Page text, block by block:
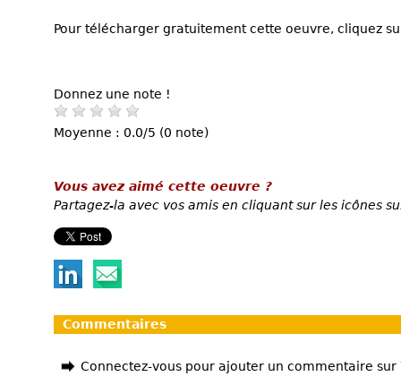
Pour télécharger gratuitement cette oeuvre, cliquez
Donnez une note !
Moyenne : 0.0/5 (0 note)
Vous avez aimé cette oeuvre ?
Partagez-la avec vos amis en cliquant sur les icônes
Commentaires
Connectez-vous pour ajouter un commentaire sur